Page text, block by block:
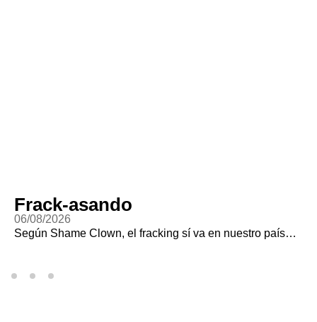
Frack-asando
06/08/2026
Según Shame Clown, el fracking sí va en nuestro país…